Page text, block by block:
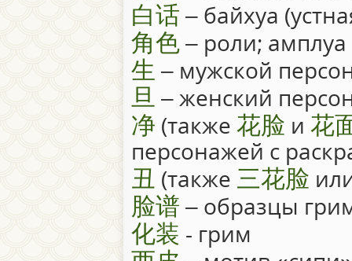
白话 – байхуа
角色– роли; амплуа
生 – мужской
旦 – женский
净 (также 花脸 и 花
персонажей с
丑 (также 三花脸
脸谱 – образцы
化装 - грим